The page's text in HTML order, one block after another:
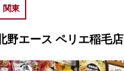
関東
野エース ペリエ稲毛店